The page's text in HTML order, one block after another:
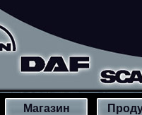
Магазин